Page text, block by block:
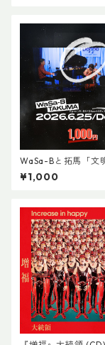
WaSa-Bと拓馬「文
LIVE at Doppo
¥1,000